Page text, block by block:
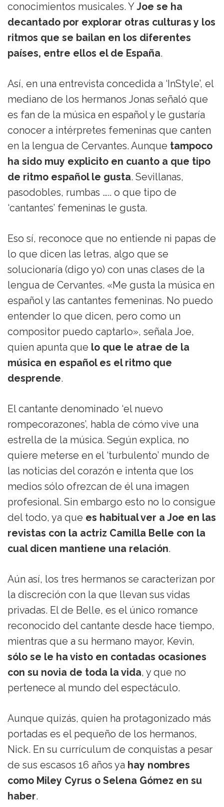
conocimientos musicales. YJoe se ha
decantado por explorar otras culturas y los
ritmos que se bailan en los diferentes
países, entre ellos el de España.
Así, en una entrevista concedida a ‘InStyle’, el
mediano de los hermanos Jonas señaló que
es fan de la música en español y le gustaría
conocer a intérpretes femeninas que canten
en la lengua de Cervantes. Aunque tampoco
ha sido muy explicito en cuanto a que tipo
de ritmo español le gusta. Sevillanas,
pasodobles, rumbas ….. o que tipo de
‘cantantes’ femeninas le gusta.
Eso sí, reconoce que no entiende ni papas de
lo que dicen las letras, algo que se
solucionaría (digo yo) con unas clases de la
lengua de Cervantes. «Me gusta la música en
español y las cantantes femeninas. No puedo
entender lo que dicen, pero como un
compositor puedo captarlo», señala Joe,
quien apunta que lo que le atrae de la
música en español es el ritmo que
desprende.
El cantante denominado ‘el nuevo
rompecorazones’, habla de cómo vive una
estrella de la música. Según explica, no
quiere meterse en el ‘turbulento’ mundo de
las noticias del corazón e intenta que los
medios sólo ofrezcan de él una imagen
profesional. Sin embargo esto no lo consigue
del todo, ya que es habitual ver a Joe en las
revistas con la actriz Camilla Belle con la
cual dicen mantiene una relación.
Aún así, los tres hermanos se caracterizan por
la discreción con la que llevan sus vidas
privadas. El de Belle, es el único romance
reconocido del cantante desde hace tiempo,
mientras que a su hermano mayor, Kevin,
sólo se le ha visto en contadas ocasiones
con su novia de toda la vida, y que no
pertenece al mundo del espectáculo.
Aunque quizás, quien ha protagonizado más
portadas es el pequeño de los hermanos,
Nick. En su currículum de conquistas a pesar
de sus escasos 16 años ya hay nombres
como Miley Cyrus o Selena Gómez en su
haber.